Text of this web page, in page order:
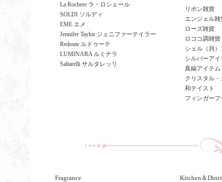
La Rochere ラ・ロシェール
SOLDI ソルディ
EME エメ
Jennifer Taylor ジェニファーテイラー
Redoute ルドゥーテ
LUMINARA ルミナラ
Saltarelli サルタレッリ
リボン雑貨
エンジェル雑
ローズ雑貨
ロココ調雑貨
シェル（貝
シルバーアイ
真鍮アイテム
クリスタル
和テイスト
フィンガー
Fragrance Kitchen＆